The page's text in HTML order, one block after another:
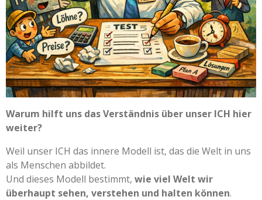
Warum hilft uns das Verständnis über unser ICH hier
weiter?
Weil unser ICH das innere Modell ist, das die Welt in uns
als Menschen abbildet.
Und dieses Modell bestimmt, wie viel Welt wir
überhaupt sehen, verstehen und halten können.